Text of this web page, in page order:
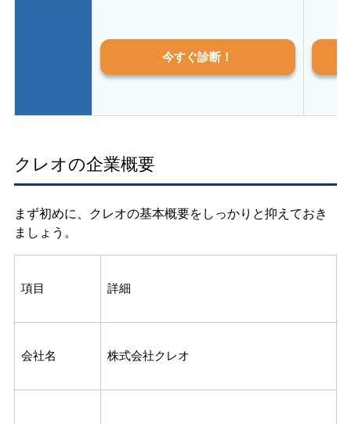
今すぐ診断！
クレオの企業概要
まず初めに、クレオの基本概要をしっかりと抑えておき
ましょう。
項目 詳細
会社名 株式会社クレオ